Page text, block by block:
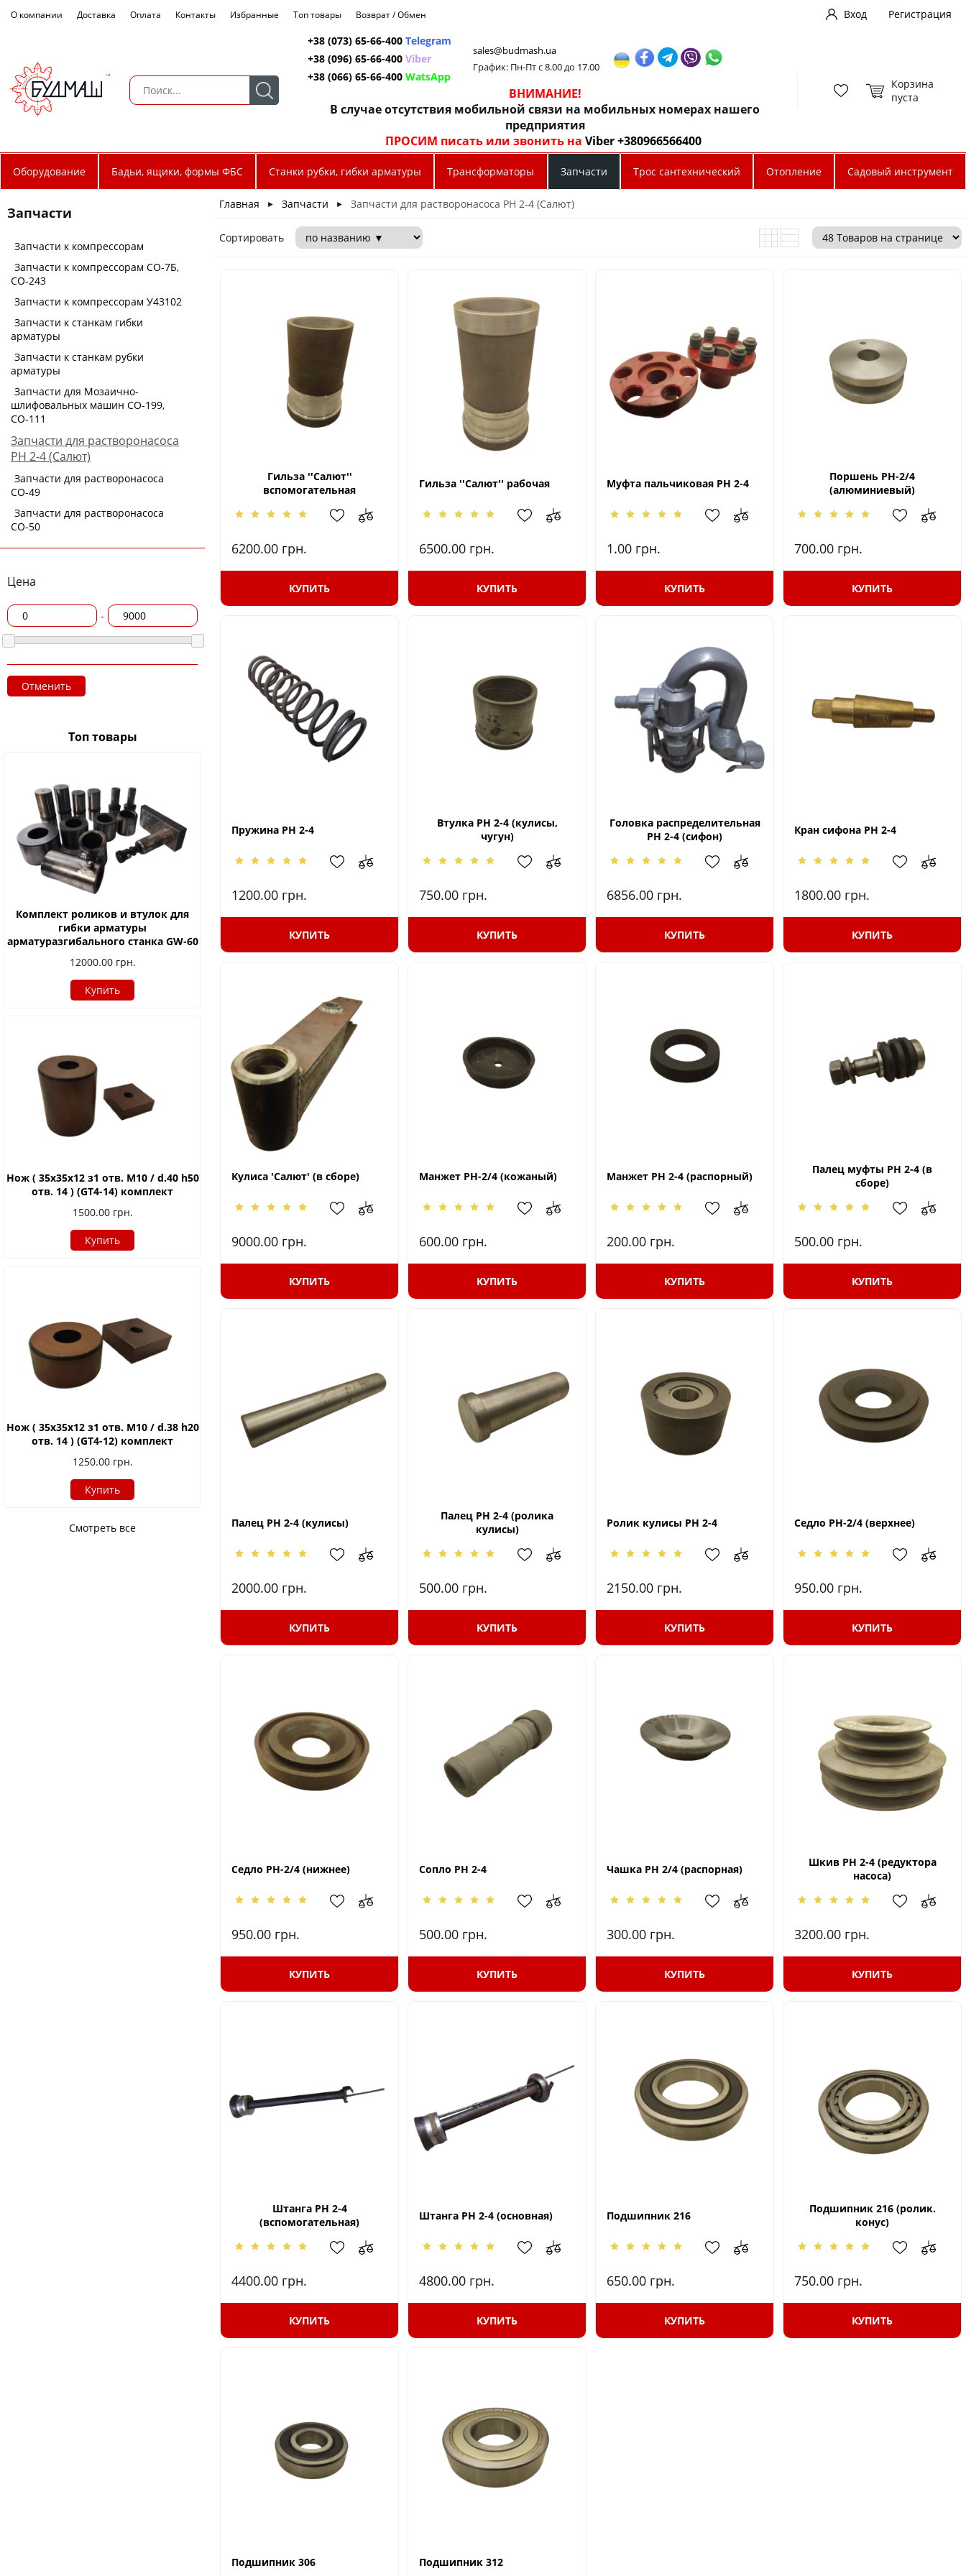
О компании Доставка Оплата Контакты Избранные Топ товары Возврат / Обмен Вход
Регистрация
+38 (073) 65-66-400 Telegram
+38 (096) 65-66-400 Viber
+38 (066) 65-66-400 WatsApp
sales@budmash.ua
График: Пн-Пт с 8.00 до 17.00
ВНИМАНИЕ!
В случае отсутствия мобильной связи на мобильных номерах нашего
предприятия
ПРОСИМ писать или звонить наViber +380966566400
Корзина
пуста
Оборудование Бадьи, ящики, формы ФБС Станки рубки, гибки арматуры Трансформаторы Запчасти Трос сантехнический Отопление Садовый инструмент
Запчасти
Запчасти к компрессорам
Запчасти к компрессорам СО-7Б,
СО-243
Запчасти к компрессорам У43102
Запчасти к станкам гибки
арматуры
Запчасти к станкам рубки
арматуры
Запчасти для Мозаично-
шлифовальных машин СО-199,
СО-111
Запчасти для растворонасоса
РН 2-4 (Салют)
Запчасти для растворонасоса
СО-49
Запчасти для растворонасоса
СО-50
Цена
-
Отменить
Топ товары
Комплект роликов и втулок для
гибки арматуры
арматуразгибального станка GW-60
12000.00 грн.
Купить
Нож ( 35х35х12 з1 отв. М10 / d.40 h50
отв. 14 ) (GT4-14) комплект
1500.00 грн.
Купить
Нож ( 35х35х12 з1 отв. М10 / d.38 h20
отв. 14 ) (GT4-12) комплект
1250.00 грн.
Купить
Смотреть все
Главная ► Запчасти ► Запчасти для растворонасоса РН 2-4 (Салют)
Сортировать
Гильза ''Салют''
вспомогательная
6200.00 грн.
КУПИТЬ
Гильза ''Салют'' рабочая
6500.00 грн.
КУПИТЬ
Муфта пальчиковая РН 2-4
1.00 грн.
КУПИТЬ
Поршень РН-2/4
(алюминиевый)
700.00 грн.
КУПИТЬ
Пружина РН 2-4
1200.00 грн.
КУПИТЬ
Втулка РН 2-4 (кулисы,
чугун)
750.00 грн.
КУПИТЬ
Головка распределительная
РН 2-4 (сифон)
6856.00 грн.
КУПИТЬ
Кран сифона РН 2-4
1800.00 грн.
КУПИТЬ
Кулиса 'Салют' (в сборе)
9000.00 грн.
КУПИТЬ
Манжет РН-2/4 (кожаный)
600.00 грн.
КУПИТЬ
Манжет РН 2-4 (распорный)
200.00 грн.
КУПИТЬ
Палец муфты РН 2-4 (в
сборе)
500.00 грн.
КУПИТЬ
Палец РН 2-4 (кулисы)
2000.00 грн.
КУПИТЬ
Палец РН 2-4 (ролика
кулисы)
500.00 грн.
КУПИТЬ
Ролик кулисы РН 2-4
2150.00 грн.
КУПИТЬ
Седло РН-2/4 (верхнее)
950.00 грн.
КУПИТЬ
Седло РН-2/4 (нижнее)
950.00 грн.
КУПИТЬ
Сопло РН 2-4
500.00 грн.
КУПИТЬ
Чашка РН 2/4 (распорная)
300.00 грн.
КУПИТЬ
Шкив РН 2-4 (редуктора
насоса)
3200.00 грн.
КУПИТЬ
Штанга РН 2-4
(вспомогательная)
4400.00 грн.
КУПИТЬ
Штанга РН 2-4 (основная)
4800.00 грн.
КУПИТЬ
Подшипник 216
650.00 грн.
КУПИТЬ
Подшипник 216 (ролик.
конус)
750.00 грн.
КУПИТЬ
Подшипник 306 Подшипник 312